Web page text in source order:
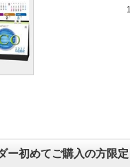
ー初めてご購入の方限定